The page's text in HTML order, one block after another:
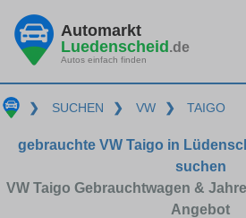
Automarkt
Luedenscheid.de
Autos einfach finden
❯ SUCHEN ❯ VW ❯ TAIGO
gebrauchte VW Taigo in
suchen
VW Taigo Gebrauchtwagen &
Angebot